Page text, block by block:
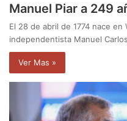
Manuel Piar a 249
El 28 de abril de 1774 nace
independentista Manuel
Ver Mas »